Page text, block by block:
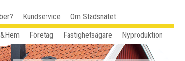
Kundservice
Om Stadsnätet
Företag Fastighetsägare Nyproduktion